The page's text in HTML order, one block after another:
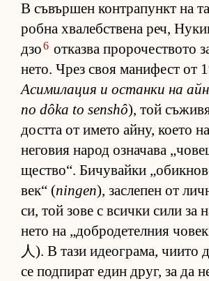
В съ­вър­шен кон­т­ра­пункт на
робна хва­леб­с­т­вена реч,
дзо6 от­казва про­ро­чес­т­вото
не­то. Чрез своя ма­ни­фест от
Аси­ми­ла­ция и ос­танки на
no dôka to senshô), той
достта от името ай­ну, ко­ето
не­го­вия на­род оз­на­чава
щес­т­во“. Би­чу­вайки
век“ (ningen), зас­ле­пен от
си, той зове с всички сили за
нето на „доб­ро­де­тел­ния
人). В тази иде­ог­ра­ма, чи­ито
се под­пи­рат един друг, за да